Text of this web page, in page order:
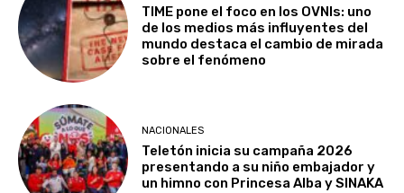
TIME pone el foco en los OVNIs: uno
de los medios más influyentes del
mundo destaca el cambio de mirada
sobre el fenómeno
NACIONALES
Teletón inicia su campaña 2026
presentando a su niño embajador y
un himno con Princesa Alba y SINAKA